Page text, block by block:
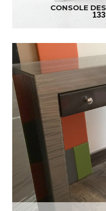
CONSOLE